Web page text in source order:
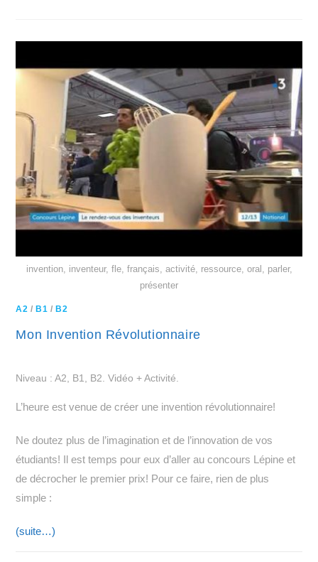
invention, inventeur, fle, français, activité, ressource, oral, parler,
présenter
A2 / B1 / B2
Mon Invention Révolutionnaire
Niveau : A2, B1, B2. Vidéo + Activité.
L’heure est venue de créer une invention révolutionnaire!
Ne doutez plus de l’imagination et de l’innovation de vos
étudiants! Il est temps pour eux d’aller au concours Lépine et
de décrocher le premier prix! Pour ce faire, rien de plus
simple :
(suite…)